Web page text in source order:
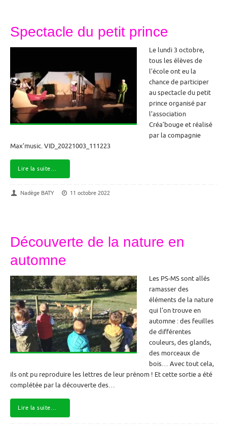
Spectacle du petit prince
Le lundi 3 octobre,
tous les élèves de
l’école ont eu la
chance de participer
au spectacle du petit
prince organisé par
l’association
Créa’bouge et réalisé
par la compagnie
Max’music. VID_20221003_111223
Lire la suite…
Nadège BATY 11 octobre 2022
Découverte de la nature en
automne
Les PS-MS sont allés
ramasser des
éléments de la nature
qui l’on trouve en
automne : des feuilles
de différentes
couleurs, des glands,
des morceaux de
bois… Avec tout cela,
ils ont pu reproduire les lettres de leur prénom ! Et cette sortie a été
complétée par la découverte des…
Lire la suite…